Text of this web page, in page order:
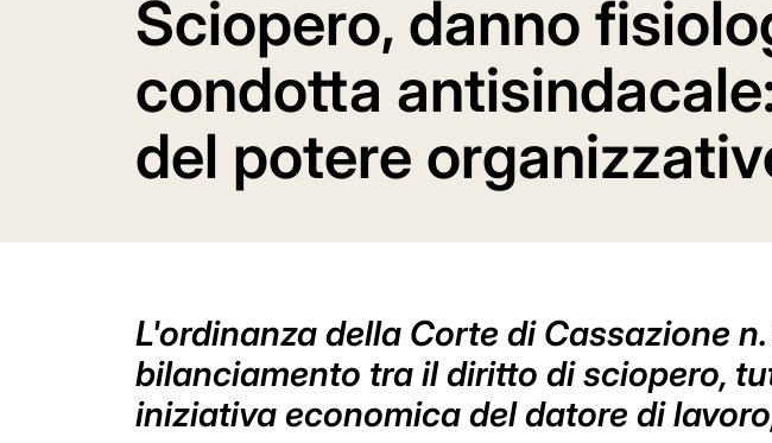
Sciopero, danno
condotta
del potere
L'ordinanza della Corte di Cassazione
bilanciamento tra il diritto di sciopero,
iniziativa economica del datore di